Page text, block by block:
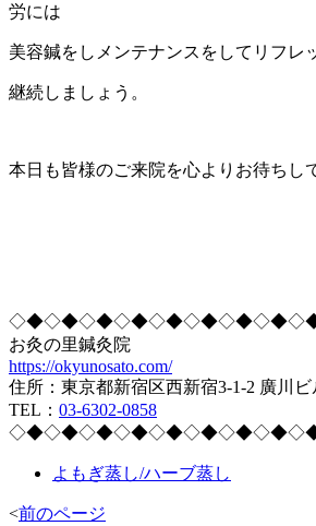
労には
美容鍼をしメンテナンスをしてリフレ
継続しましょう。
本日も皆様のご来院を心よりお待ちし
お灸の里鍼灸院
https://okyunosato.com/
住所：東京都新宿区西新宿3-1-2 廣川ビ
TEL： 03-6302-0858
よもぎ蒸し/ハーブ蒸し
<前のページ